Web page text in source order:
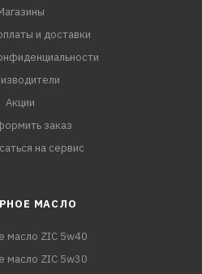
и доставки
Акции
заказ
на сервис
МАСЛО
масло ZIC 5w40
масло ZIC 5w30